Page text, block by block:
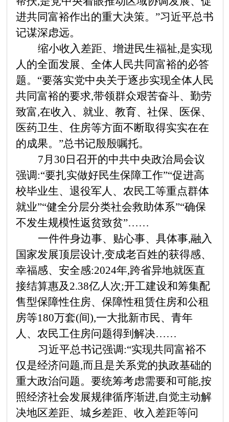
进共同富裕作出的重大决策。”习近平总书
记谋深虑远。
缩小收入差距、增进民生福祉,是实现
人的全面发展、全体人民共同富裕的必答
题。 “要落实党中央关于逐步实现全体人民
共同富裕的要求,带领群众艰苦奋斗、勤劳
致富,在收入、就业、教育、社保、医保、
医药卫生、住房等方面不断取得实实在在
的成果。”总书记殷殷嘱托。
7月30日召开的中共中央政治局会议
强调:“要扎实做好民生保障工作”“促进高
校毕业生、退役军人、农民工等重点群体
就业”“健全分层分类社会救助体系”“确保
不发生规模性返贫致贫”……
一件件身边事、贴心事、具体事,融入
国家发展顶层设计,变成老百姓的获得感、
幸福感、安全感:2024年,跨省异地就医直
接结算惠及2.38亿人次;开工建设和筹集配
售型保障性住房、保障性租赁住房和公租
房等180万套(间),一大批新市民、青年
人、农民工住房问题得到解决……
习近平总书记强调:“实现共同富裕不
仅是经济问题,而且是关系党的执政基础的
重大政治问题。要统筹考虑需要和可能,按
照经济社会发展规律循序渐进,自觉主动解
决地区差距、城乡差距、收入差距等问